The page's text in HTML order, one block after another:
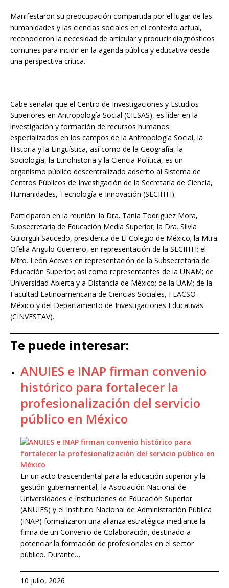
Manifestaron su preocupación compartida por el lugar de las
humanidades y las ciencias sociales en el contexto actual,
reconocieron la necesidad de articular y producir diagnósticos
comunes para incidir en la agenda pública y educativa desde
una perspectiva crítica.
Cabe señalar que el Centro de Investigaciones y Estudios
Superiores en Antropología Social (CIESAS), es líder en la
investigación y formación de recursos humanos
especializados en los campos de la Antropología Social, la
Historia y la Lingüística, así como de la Geografía, la
Sociología, la Etnohistoria y la Ciencia Política, es un
organismo público descentralizado adscrito al Sistema de
Centros Públicos de Investigación de la Secretaría de Ciencia,
Humanidades, Tecnología e Innovación (SECIHTI).
Participaron en la reunión: la Dra. Tania Todriguez Mora,
Subsecretaria de Educación Media Superior; la Dra. Silvia
Guiorguli Saucedo, presidenta de El Colegio de México; la Mtra.
Ofelia Angulo Guerrero, en representación de la SECIHTI; el
Mtro. León Aceves en representación de la Subsecretaría de
Educación Superior; así como representantes de la UNAM; de
Universidad Abierta y a Distancia de México; de la UAM; de la
Facultad Latinoamericana de Ciencias Sociales, FLACSO-
México y del Departamento de Investigaciones Educativas
(CINVESTAV).
Te puede interesar:
ANUIES e INAP firman convenio
histórico para fortalecer la
profesionalización del servicio
público en México
En un acto trascendental para la educación superior y la
gestión gubernamental, la Asociación Nacional de
Universidades e Instituciones de Educación Superior
(ANUIES) y el Instituto Nacional de Administración Pública
(INAP) formalizaron una alianza estratégica mediante la
firma de un Convenio de Colaboración, destinado a
potenciar la formación de profesionales en el sector
público. Durante…
10 julio, 2026